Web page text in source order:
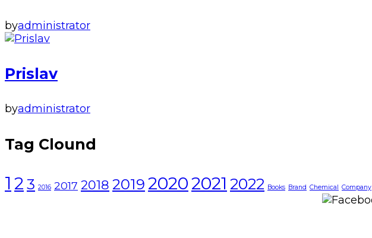
byadministrator
Prislav
byadministrator
Tag Clound
1 2 3 2016 2017 2018 2019 20202021 2022 Books Brand Chemical Company